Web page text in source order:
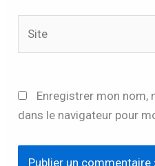
Enregistrer mon nom,
dans le navigateur pour